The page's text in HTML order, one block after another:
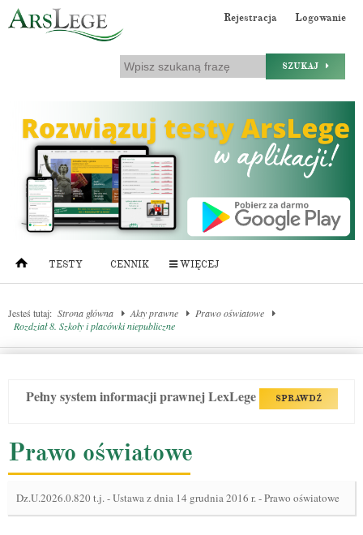
Rejestracja Logowanie
SZUKAJ
TESTY CENNIK WIĘCEJ
Jesteś tutaj: Strona główna Akty prawne
Prawo oświatowe
Rozdział 8. Szkoły i placówki niepubliczne
Pełny system informacji prawnej LexLege SPRAWDŹ
Prawo oświatowe
Dz.U.2026.0.820 t.j.-Ustawa z dnia 14 grudnia 2016 r. - Prawo oświatowe